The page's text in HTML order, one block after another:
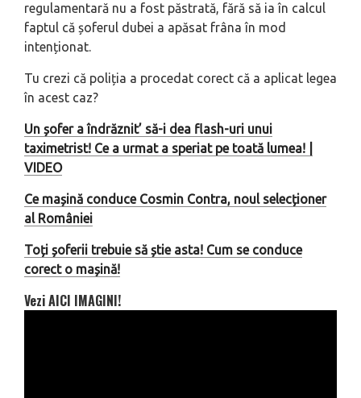
regulamentară nu a fost păstrată, fără să ia în calcul
faptul că șoferul dubei a apăsat frâna în mod
intenționat.
Tu crezi că poliția a procedat corect că a aplicat legea
în acest caz?
Un șofer a îndrăznit’ să-i dea flash-uri unui
taximetrist! Ce a urmat a speriat pe toată lumea! |
VIDEO
Ce mașină conduce Cosmin Contra, noul selecționer
al României
Toți șoferii trebuie să știe asta! Cum se conduce
corect o mașină!
Vezi AICI IMAGINI!